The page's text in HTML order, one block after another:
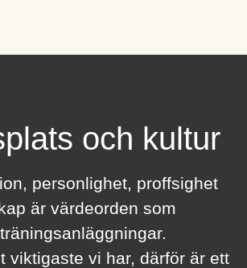
och kultur
personlighet, proffsighet
är värdeorden som
viktigaste vi har, därför är ett